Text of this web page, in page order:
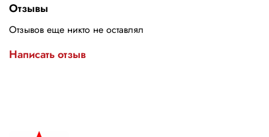
Отзывы
Отзывов еще никто не оставлял
Написать отзыв